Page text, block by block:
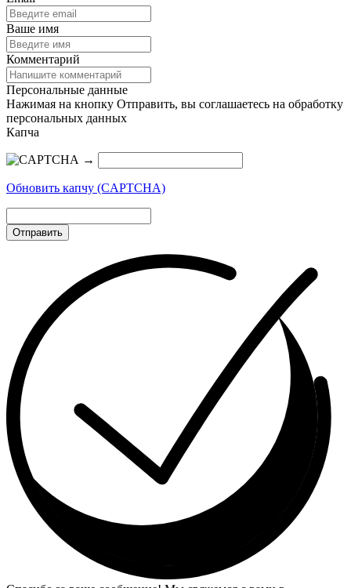
Ваше имя
Комментарий
Персональные данные
Нажимая на кнопку Отправить, вы соглашаетесь на обработку
персональных данных
Капча
→
Обновить капчу (CAPTCHA)
Отправить